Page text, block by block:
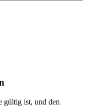
gültig ist, und den